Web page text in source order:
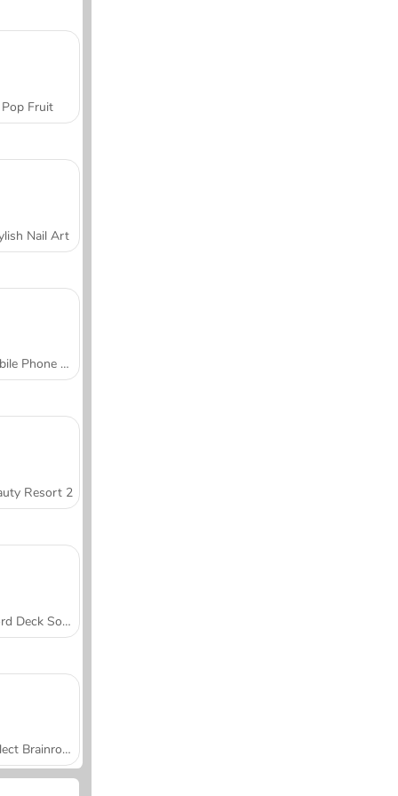
Pop Fruit
Nail Art
Mobile Phone Case Design & DIY
Resort 2
Word Deck Solitaire
Collect Brainrot Arena